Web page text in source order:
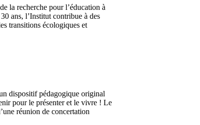
la recherche pour l’éducation à
ans, l’Institut contribue à des
transitions écologiques et
dispositif pédagogique original
pour le présenter et le vivre ! Le
réunion de concertation